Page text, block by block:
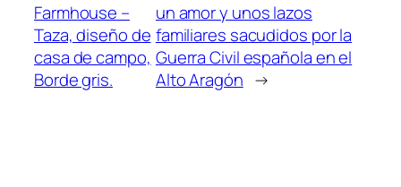
Farmhouse –
Taza, diseño de
casa de campo,
Borde gris.
un amor y unos lazos
familiares sacudidos por la
Guerra Civil española en el
Alto Aragón →